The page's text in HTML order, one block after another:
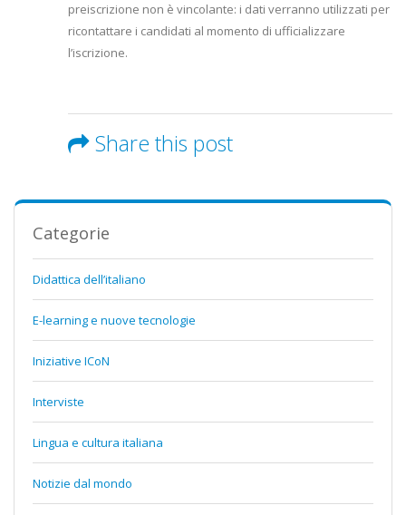
preiscrizione non è vincolante: i dati verranno utilizzati per
ricontattare i candidati al momento di ufficializzare
l’iscrizione.
Share this post
Categorie
Didattica dell’italiano
E-learning e nuove tecnologie
Iniziative ICoN
Interviste
Lingua e cultura italiana
Notizie dal mondo